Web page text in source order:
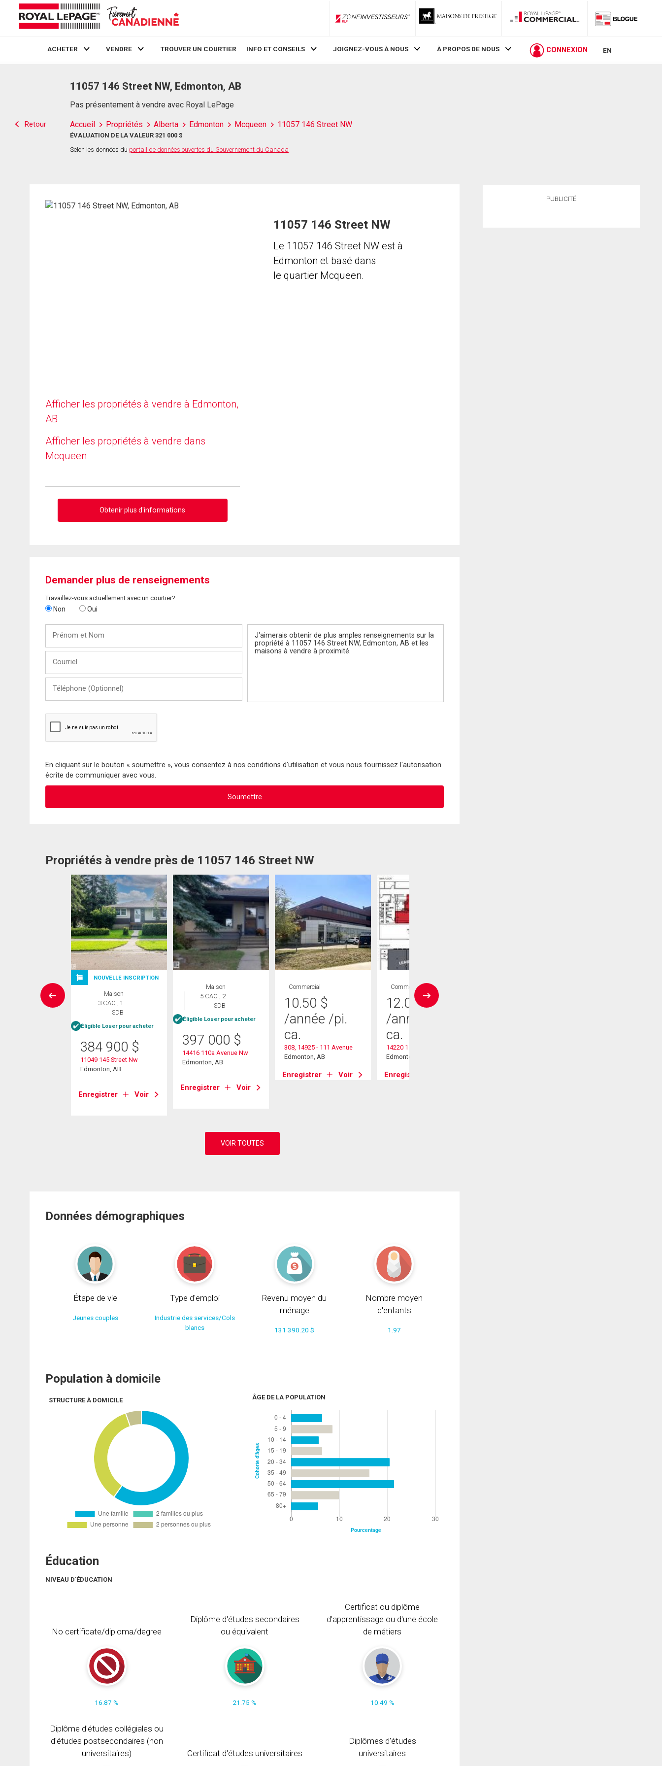
ZoneInvestisseurs RLP
ACHETER VENDRE TROUVER UN COURTIER INFO ET CONSEILS JOIGNEZ-VOUS À NOUS À PROPOS DE NOUS CONNEXION EN
Retour
11057 146 Street NW, Edmonton, AB
Pas présentement à vendre avec Royal LePage
Accueil Propriétés Alberta Edmonton Mcqueen 11057 146 Street NW
ÉVALUATION DE LA VALEUR 321 000 $
Selon les données du portail de données ouvertes du Gouvernement du Canada
Afficher les propriétés à vendre à Edmonton,
AB
Afficher les propriétés à vendre dans
Mcqueen
Obtenir plus d'informations
11057 146 Street NW
Le 11057 146 Street NW est à
Edmonton et basé dans
le quartier Mcqueen.
Demander plus de renseignements
Travaillez-vous actuellement avec un courtier?
Non Oui
Nom
(Optionnel)
En cliquant sur le bouton « soumettre », vous consentez à nos conditions d'utilisation et vous nous fournissez l'autorisation
écrite de communiquer avec vous.
Propriétés à vendre près de 11057 146 Street NW
NOUVELLE INSCRIPTION
Maison
3 CAC , 1
SDB
Éligible Louer pour acheter
384 900 $
11049 145 Street Nw
Edmonton, AB
Enregistrer Voir
Maison
5 CAC , 2
SDB
Éligible Louer pour acheter
397 000 $
14416 110a Avenue Nw
Edmonton, AB
Enregistrer Voir
Commercial
10.50 $
/année /pi.
ca.
308, 14925 - 111 Avenue
Edmonton, AB
Enregistrer Voir
Commercial
12.00$
/année
ca.
14220 112 Avenue
Edmonton, AB
Enregistrer
Données démographiques
Étape de vie
Jeunes couples
Type d'emploi
Industrie des services/Cols
blancs
Revenu moyen du
ménage
131 390.20 $
Nombre moyen
d'enfants
1.97
Population à domicile
STRUCTURE À DOMICILE ÂGE DE LA POPULATION
Éducation
NIVEAU D'ÉDUCATION
No certificate/diploma/degree
16.87 %
Diplôme d'études secondaires
ou équivalent
21.75 %
Certificat ou diplôme
d'apprentissage ou d'une école
de métiers
10.49 %
Diplôme d'études collégiales ou
d'études postsecondaires (non
universitaires)
Certificat d'études universitaires
Diplômes d'études
universitaires
PUBLICITÉ